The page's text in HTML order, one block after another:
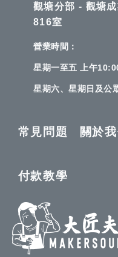
觀塘分部 - 觀塘
816室
營業時間：
星期一至五 上午
星期六、星期日及公
常見問題 關於
付款教學